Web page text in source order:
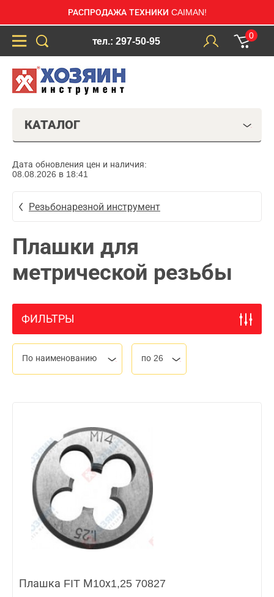
РАСПРОДАЖА ТЕХНИКИ CAIMAN!
тел.: 297-50-95
0
КАТАЛОГ
Дата обновления цен и наличия:
08.08.2026 в 18:41
Резьбонарезной инструмент
Плашки для
метрической резьбы
ФИЛЬТРЫ
По наименованию по 26
Плашка FIT М10х1,25 70827